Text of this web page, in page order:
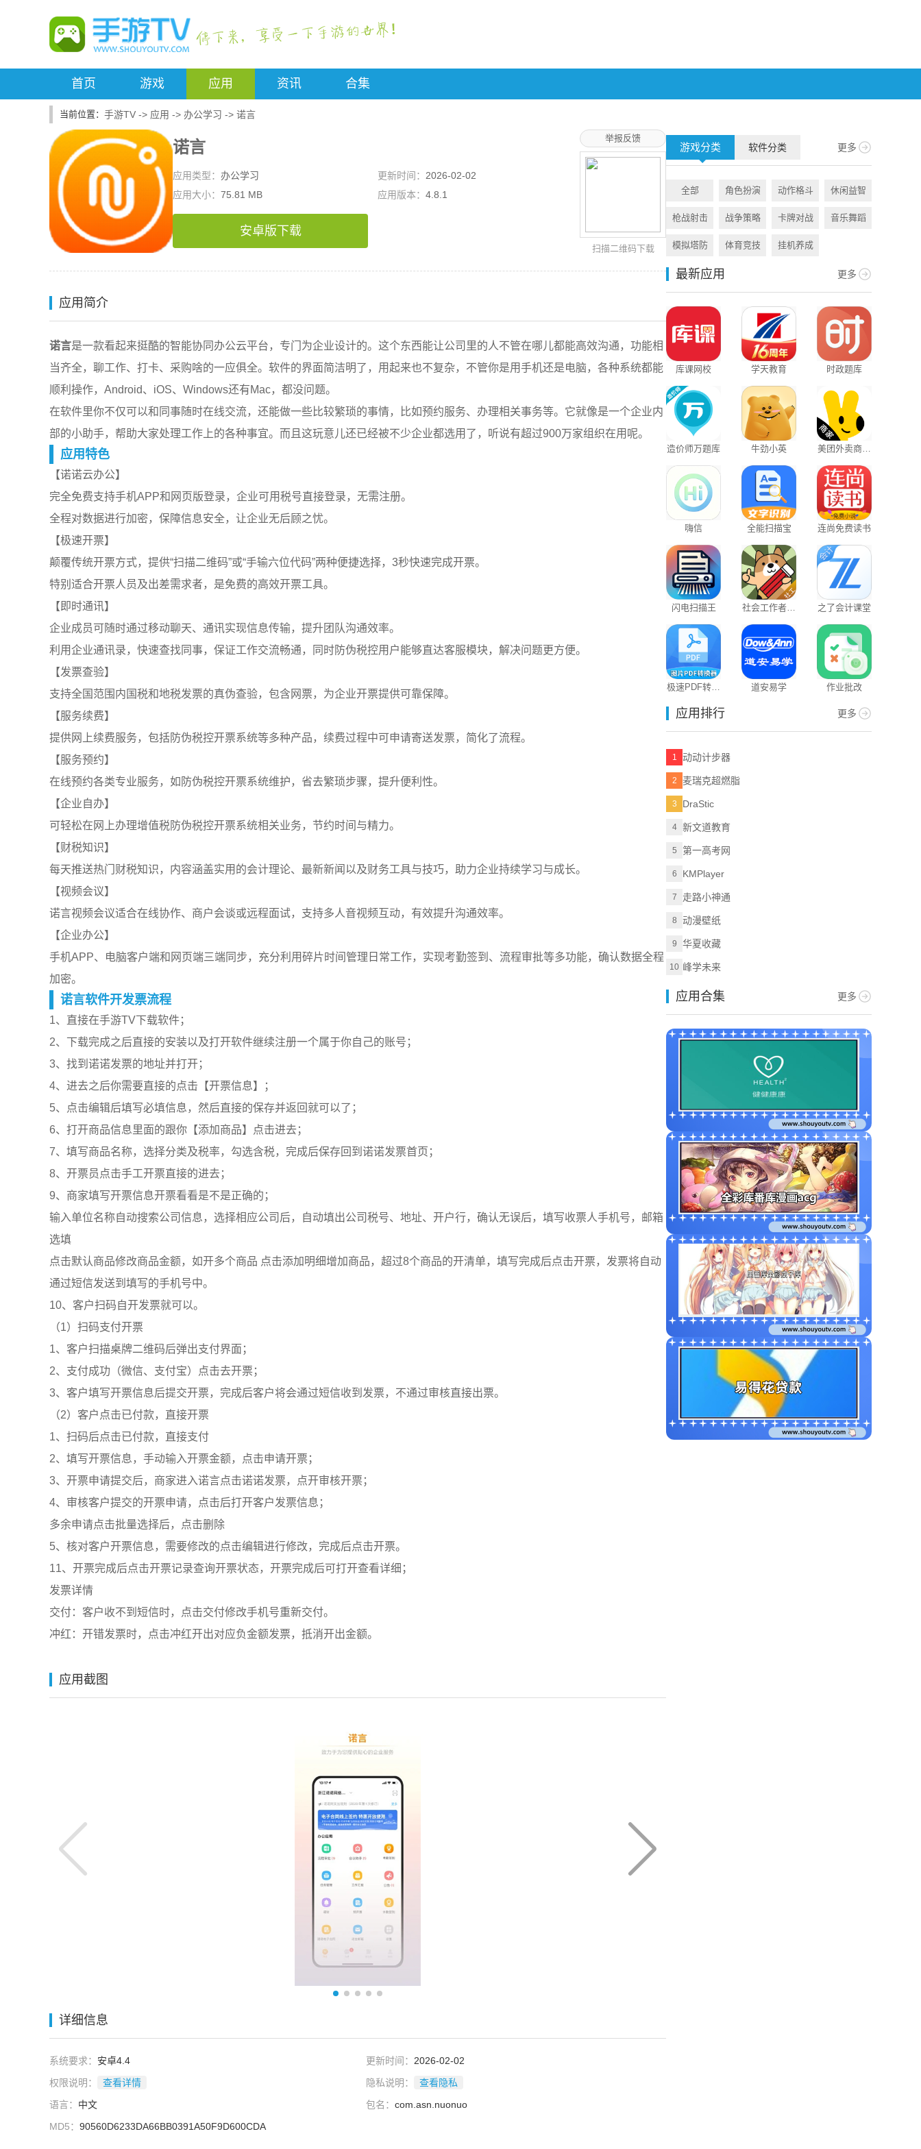
首页 游戏 应用 资讯 合集
手游TV -> 应用 -> 办公学习 -> 诺言
诺言
应用类型： 办公学习 更新时间： 2026-02-02
应用大小： 75.81 MB 应用版本： 4.8.1
安卓版下载
扫描二维码下载
举报反馈
应用简介
诺言是一款看起来挺酷的智能协同办公云平台，专门为企业设计的。这个东西能让公司里的人不管在哪儿都能高效沟通，功能相
当齐全，聊工作、打卡、采购啥的一应俱全。软件的界面简洁明了，用起来也不复杂，不管你是用手机还是电脑，各种系统都能
顺利操作，Android、iOS、Windows还有Mac，都没问题。
在软件里你不仅可以和同事随时在线交流，还能做一些比较繁琐的事情，比如预约服务、办理相关事务等。它就像是一个企业内
部的小助手，帮助大家处理工作上的各种事宜。而且这玩意儿还已经被不少企业都选用了，听说有超过900万家组织在用呢。
应用特色
【诺诺云办公】
完全免费支持手机APP和网页版登录，企业可用税号直接登录，无需注册。
全程对数据进行加密，保障信息安全，让企业无后顾之忧。
【极速开票】
颠覆传统开票方式，提供“扫描二维码”或“手输六位代码”两种便捷选择，3秒快速完成开票。
特别适合开票人员及出差需求者，是免费的高效开票工具。
【即时通讯】
企业成员可随时通过移动聊天、通讯实现信息传输，提升团队沟通效率。
利用企业通讯录，快速查找同事，保证工作交流畅通，同时防伪税控用户能够直达客服模块，解决问题更方便。
【发票查验】
支持全国范围内国税和地税发票的真伪查验，包含网票，为企业开票提供可靠保障。
【服务续费】
提供网上续费服务，包括防伪税控开票系统等多种产品，续费过程中可申请寄送发票，简化了流程。
【服务预约】
在线预约各类专业服务，如防伪税控开票系统维护，省去繁琐步骤，提升便利性。
【企业自办】
可轻松在网上办理增值税防伪税控开票系统相关业务，节约时间与精力。
【财税知识】
每天推送热门财税知识，内容涵盖实用的会计理论、最新新闻以及财务工具与技巧，助力企业持续学习与成长。
【视频会议】
诺言视频会议适合在线协作、商户会谈或远程面试，支持多人音视频互动，有效提升沟通效率。
【企业办公】
手机APP、电脑客户端和网页端三端同步，充分利用碎片时间管理日常工作，实现考勤签到、流程审批等多功能，确认数据全程
加密。
诺言软件开发票流程
1、直接在手游TV下载软件；
2、下载完成之后直接的安装以及打开软件继续注册一个属于你自己的账号；
3、找到诺诺发票的地址并打开；
4、进去之后你需要直接的点击【开票信息】；
5、点击编辑后填写必填信息，然后直接的保存并返回就可以了；
6、打开商品信息里面的跟你【添加商品】点击进去；
7、填写商品名称，选择分类及税率，勾选含税，完成后保存回到诺诺发票首页；
8、开票员点击手工开票直接的进去；
9、商家填写开票信息开票看看是不是正确的；
输入单位名称自动搜索公司信息，选择相应公司后，自动填出公司税号、地址、开户行，确认无误后，填写收票人手机号，邮箱
选填
点击默认商品修改商品金额，如开多个商品 点击添加明细增加商品，超过8个商品的开清单，填写完成后点击开票，发票将自动
通过短信发送到填写的手机号中。
10、客户扫码自开发票就可以。
（1）扫码支付开票
1、客户扫描桌牌二维码后弹出支付界面；
2、支付成功（微信、支付宝）点击去开票；
3、客户填写开票信息后提交开票，完成后客户将会通过短信收到发票，不通过审核直接出票。
（2）客户点击已付款，直接开票
1、扫码后点击已付款，直接支付
2、填写开票信息，手动输入开票金额，点击申请开票；
3、开票申请提交后，商家进入诺言点击诺诺发票，点开审核开票；
4、审核客户提交的开票申请，点击后打开客户发票信息；
多余申请点击批量选择后，点击删除
5、核对客户开票信息，需要修改的点击编辑进行修改，完成后点击开票。
11、开票完成后点击开票记录查询开票状态，开票完成后可打开查看详细；
发票详情
交付：客户收不到短信时，点击交付修改手机号重新交付。
冲红：开错发票时，点击冲红开出对应负金额发票，抵消开出金额。
应用截图
详细信息
系统要求： 安卓4.4 更新时间： 2026-02-02
权限说明：
查看详情 隐私说明：
查看隐私
语言： 中文 包名： com.asn.nuonuo
MD5： 90560D6233DA66BB0391A50F9D600CDA
游戏分类 软件分类 更多
全部 角色扮演 动作格斗 休闲益智
枪战射击 战争策略 卡牌对战 音乐舞蹈
模拟塔防 体育竞技 挂机养成
最新应用 更多
库课网校 学天教育 时政题库
造价师万题库 牛劲小英
美团外卖商家
客户端
嗨信 全能扫描宝 连尚免费读书
闪电扫描王
社会工作者练
题狗
之了会计课堂
极速PDF转换
道安易学 作业批改
应用排行 更多
1 动动计步器
2 麦瑞克超燃脂
3 DraStic
4 新文道教育
5 第一高考网
6 KMPlayer
7 走路小神通
8 动漫壁纸
9 华夏收藏
10 峰学未来
应用合集 更多